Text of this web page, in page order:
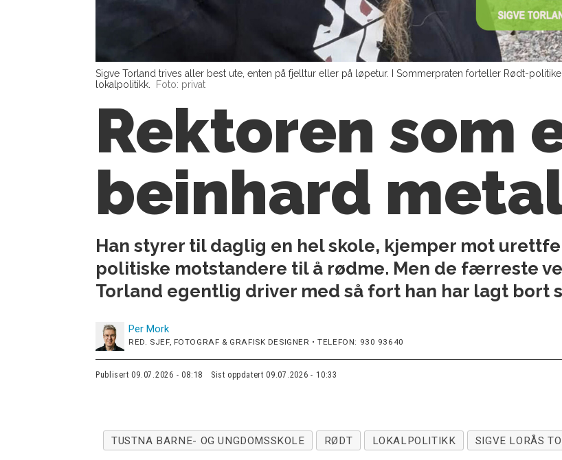
Sigve Torland trives aller best ute, enten på fjelltur eller på løpetur. I Sommerpraten forteller Rødt-
lokalpolitikk.
Foto: privat
Rektoren som
beinhard
Han styrer til daglig en hel skole, kjemper mot
politiske motstandere til å rødme. Men de færreste
Torland egentlig driver med så fort han har lagt bort
Per Mork
RED. SJEF, FOTOGRAF & GRAFISK DESIGNER • TELEFON: 930 93640
Publisert 09.07.2026 - 08:18 Sist oppdatert 09.07.2026 - 10:33
TUSTNA BARNE- OG UNGDOMSSKOLE RØDT LOKALPOLITIKK SIGVE LORÅS